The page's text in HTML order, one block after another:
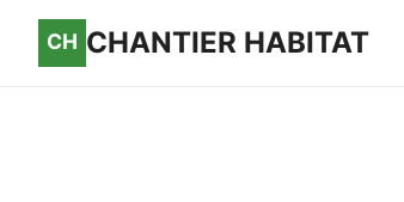
CHANTIER HABITAT